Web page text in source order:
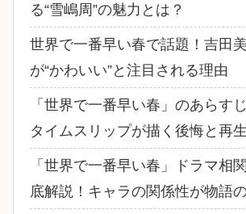
る“雪嶋周”の魅力とは？
世界で一番早い春で話題！吉田
が“かわいい”と注目される理由
「世界で一番早い春」のあらす
タイムスリップが描く後悔と再
「世界で一番早い春」ドラマ相
底解説！キャラの関係性が物語